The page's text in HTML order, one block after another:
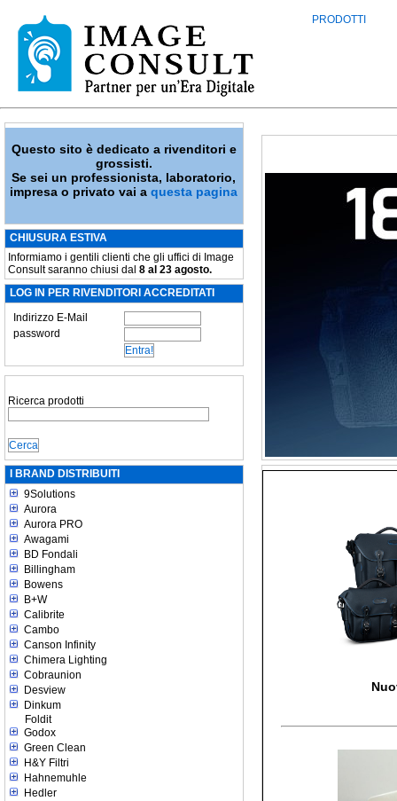
PRODOTTI
Questo sito è dedicato a rivenditori e
grossisti.
Se sei un professionista, laboratorio,
impresa o privato vai aquesta pagina
CHIUSURA ESTIVA
Informiamo i gentili clienti che gli uffici di Image
Consult saranno chiusi dal 8 al 23 agosto.
LOG IN PER RIVENDITORI ACCREDITATI
Indirizzo E-Mail
password
Ricerca prodotti
I BRAND DISTRIBUITI
9Solutions
Aurora
Aurora PRO
Awagami
BD Fondali
Billingham
Bowens
B+W
Calibrite
Cambo
Canson Infinity
Chimera Lighting
Cobraunion
Desview
Dinkum
Foldit
Godox
Green Clean
H&Y Filtri
Hahnemuhle
Hedler